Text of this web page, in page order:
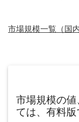
市場規模一覧（国
市場規模の
ては、有料版